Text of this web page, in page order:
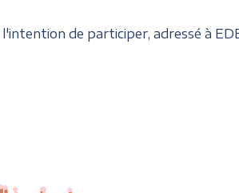
de participer, adressé à